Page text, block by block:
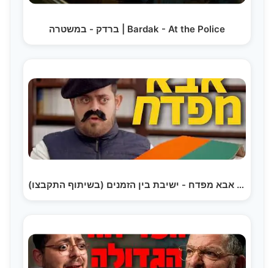
ברדק - במשטרה | Bardak - At the Police
ברדק - אבא מפדח - ישיבת בין הזמנים (בשיתוף התקבצו) |…